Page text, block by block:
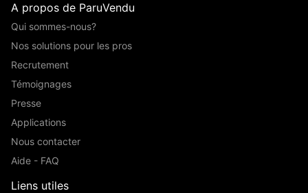
A propos de ParuVendu
Qui sommes-nous?
Nos solutions pour les pros
Recrutement
Témoignages
Presse
Applications
Nous contacter
Aide - FAQ
Liens utiles